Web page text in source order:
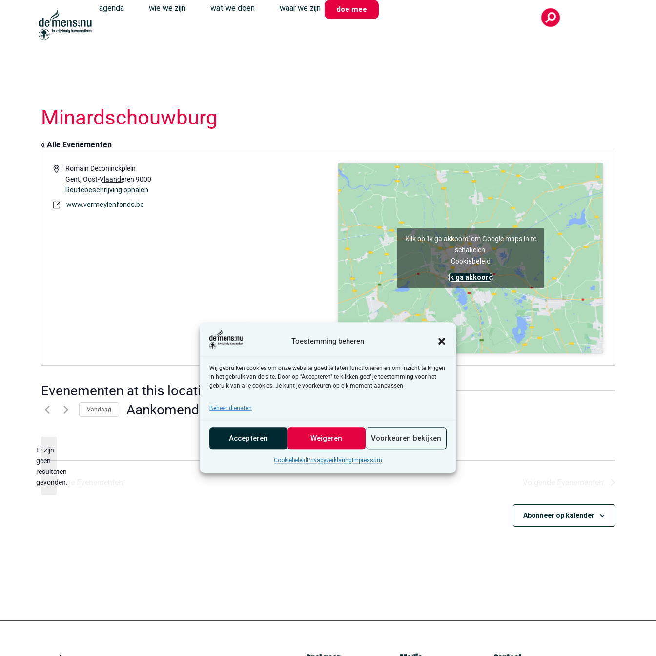
Toestemming beheren
Wij gebruiken cookies om onze website goed te laten functioneren en om inzicht te krijgen
in het gebruik van de site. Door op "Accepteren" te klikken geef je toestemming voor het
gebruik van alle cookies. Je kunt je voorkeuren op elk moment aanpassen.
Beheer diensten
Accepteren Weigeren Voorkeuren bekijken
Cookiebeleid Privacyverklaring Impressum
agenda wie we zijn wat we doen waar we zijn doe mee
Minardschouwburg
« Alle Evenementen
AdresRomain Deconinckplein
Gent, Oost-Vlaanderen 9000
Routebeschrijving ophalen
Websitewww.vermeylenfonds.be
Klik op 'Ik ga akkoord' om Google maps in te
schakelen
Cookiebeleid
Ik ga akkoord
Evenementen at this locatie
Bericht
Er zijn
geen
resultaten
gevonden.
Vandaag Aankomende
Vorige
Abonneer op kalender